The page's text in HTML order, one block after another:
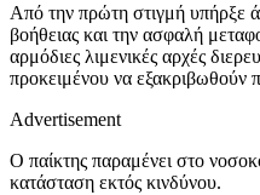
Από την πρώτη στιγμή υπήρξε
βοήθειας και την ασφαλή
αρμόδιες λιμενικές αρχές
προκειμένου να εξακριβωθούν
Advertisement
Ο παίκτης παραμένει στο
κατάσταση εκτός κινδύνου.